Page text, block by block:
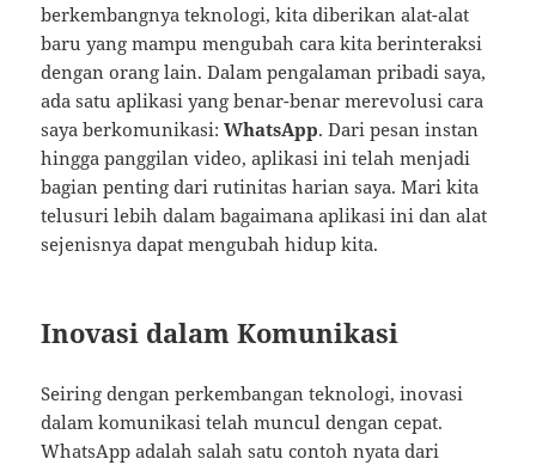
berkembangnya teknologi, kita diberikan alat-alat
baru yang mampu mengubah cara kita berinteraksi
dengan orang lain. Dalam pengalaman pribadi saya,
ada satu aplikasi yang benar-benar merevolusi cara
saya berkomunikasi:WhatsApp. Dari pesan instan
hingga panggilan video, aplikasi ini telah menjadi
bagian penting dari rutinitas harian saya. Mari kita
telusuri lebih dalam bagaimana aplikasi ini dan alat
sejenisnya dapat mengubah hidup kita.
Inovasi dalam Komunikasi
Seiring dengan perkembangan teknologi, inovasi
dalam komunikasi telah muncul dengan cepat.
WhatsApp adalah salah satu contoh nyata dari